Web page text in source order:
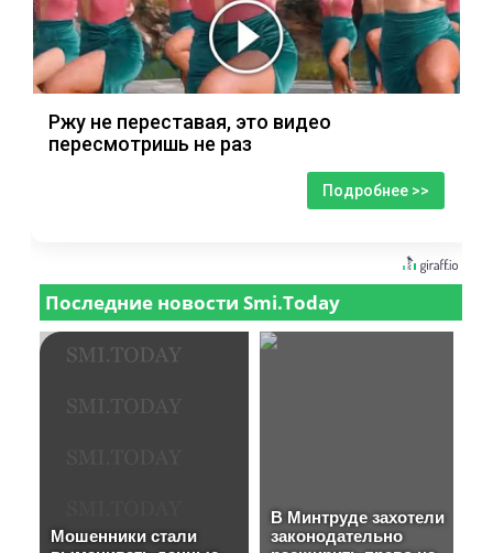
Ржу не переставая, это видео
пересмотришь не раз
Подробнее >>